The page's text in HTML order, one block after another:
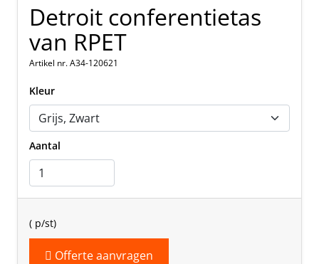
Detroit conferentietas
van RPET
Artikel nr. A34-120621
Kleur
Aantal
( p/st)
Offerte aanvragen